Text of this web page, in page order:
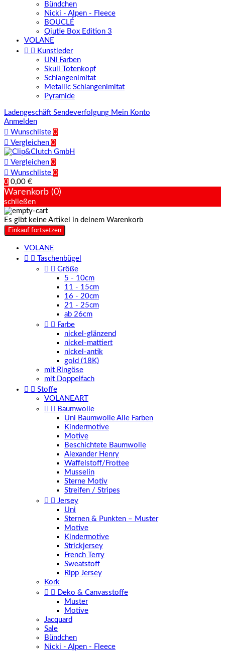
Bündchen
Nicki - Alpen - Fleece
BOUCLÉ
Qjutie Box Edition 3
VOLANE
  Kunstleder
UNI Farben
Skull Totenkopf
Schlangenimitat
Metallic Schlangenimitat
Pyramide
Ladengeschäft Sendeverfolgung Mein Konto
Anmelden
 Wunschliste 0
 Vergleichen 0
 Vergleichen 0
 Wunschliste 0
0 0,00 €
Warenkorb (0)
schließen
Es gibt keine Artikel in deinem Warenkorb
Einkauf fortsetzen
VOLANE
 
Taschenbügel
  Größe
5 - 10cm
11 - 15cm
16 - 20cm
21 - 25cm
ab 26cm
  Farbe
nickel-glänzend
nickel-mattiert
nickel-antik
gold (18K)
mit Ringöse
mit Doppelfach
  Stoffe
VOLANEART
  Baumwolle
Uni Baumwolle Alle Farben
Kindermotive
Motive
Beschichtete Baumwolle
Alexander Henry
Waffelstoff/Frottee
Musselin
Sterne Motiv
Streifen / Stripes
  Jersey
Uni
Sternen & Punkten – Muster
Motive
Kindermotive
Strickjersey
French Terry
Sweatstoff
Ripp Jersey
Kork
  Deko & Canvasstoffe
Muster
Motive
Jacquard
Sale
Bündchen
Nicki - Alpen - Fleece